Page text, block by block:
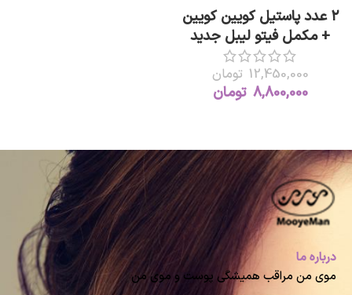
۲ عدد پاستیل کویین کویین
+ مکمل فیتو لیبل جدید
12,450,000 تومان
8,800,000 تومان
درباره ما
موی من مراقب همیشگی پوست و موی من